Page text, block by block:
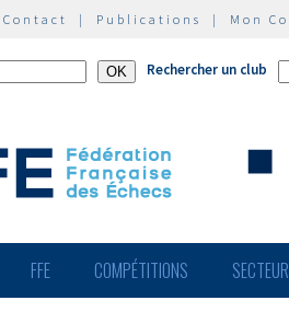
Contact | Publications | Mon
Rechercher un club
FFE COMPÉTITIONS